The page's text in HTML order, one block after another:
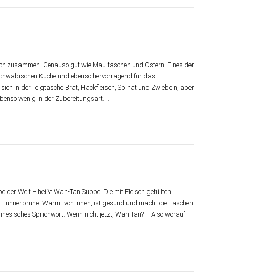
zusammen. Genauso gut wie Maultaschen und Ostern. Eines der
Küche und ebenso hervorragend für das
in der Teigtasche Brät, Hackfleisch, Spinat und Zwiebeln, aber
wenig in der Zubereitungsart.…
der Welt – heißt Wan-Tan Suppe. Die mit Fleisch gefüllten
Wärmt von innen, ist gesund und macht die Taschen
Sprichwort: Wenn nicht jetzt, Wan Tan? – Also worauf